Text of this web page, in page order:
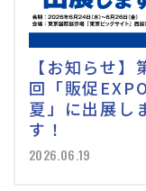
【お知らせ】
回「販促EXPO
夏」に出展し
す！
2026.06.19